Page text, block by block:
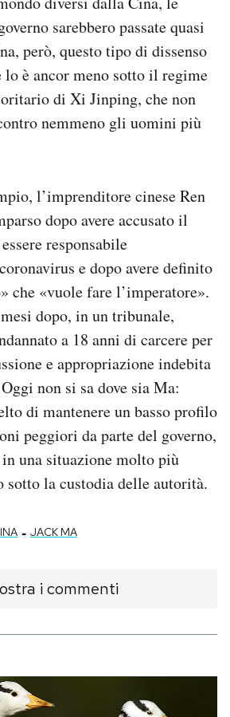
sarebbero passate quasi
però, questo tipo di dissenso
lo è ancor meno sotto il regime
di Xi Jinping, che non
nemmeno gli uomini più
l’imprenditore cinese Ren
dopo avere accusato il
responsabile
e dopo avere definito
che «vuole fare l’imperatore».
dopo, in un tribunale,
a 18 anni di carcere per
e appropriazione indebita
non si sa dove sia Ma:
di mantenere un basso profilo
peggiori da parte del governo,
in una situazione molto più
sotto la custodia delle autorità.
- JACK MA
i commenti